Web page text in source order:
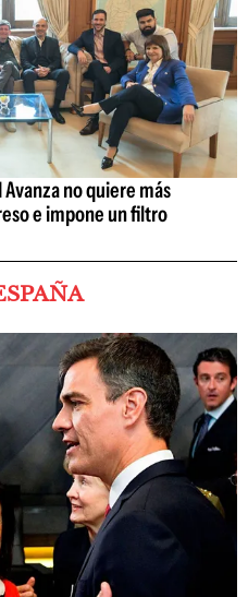
no quiere más
e impone un filtro